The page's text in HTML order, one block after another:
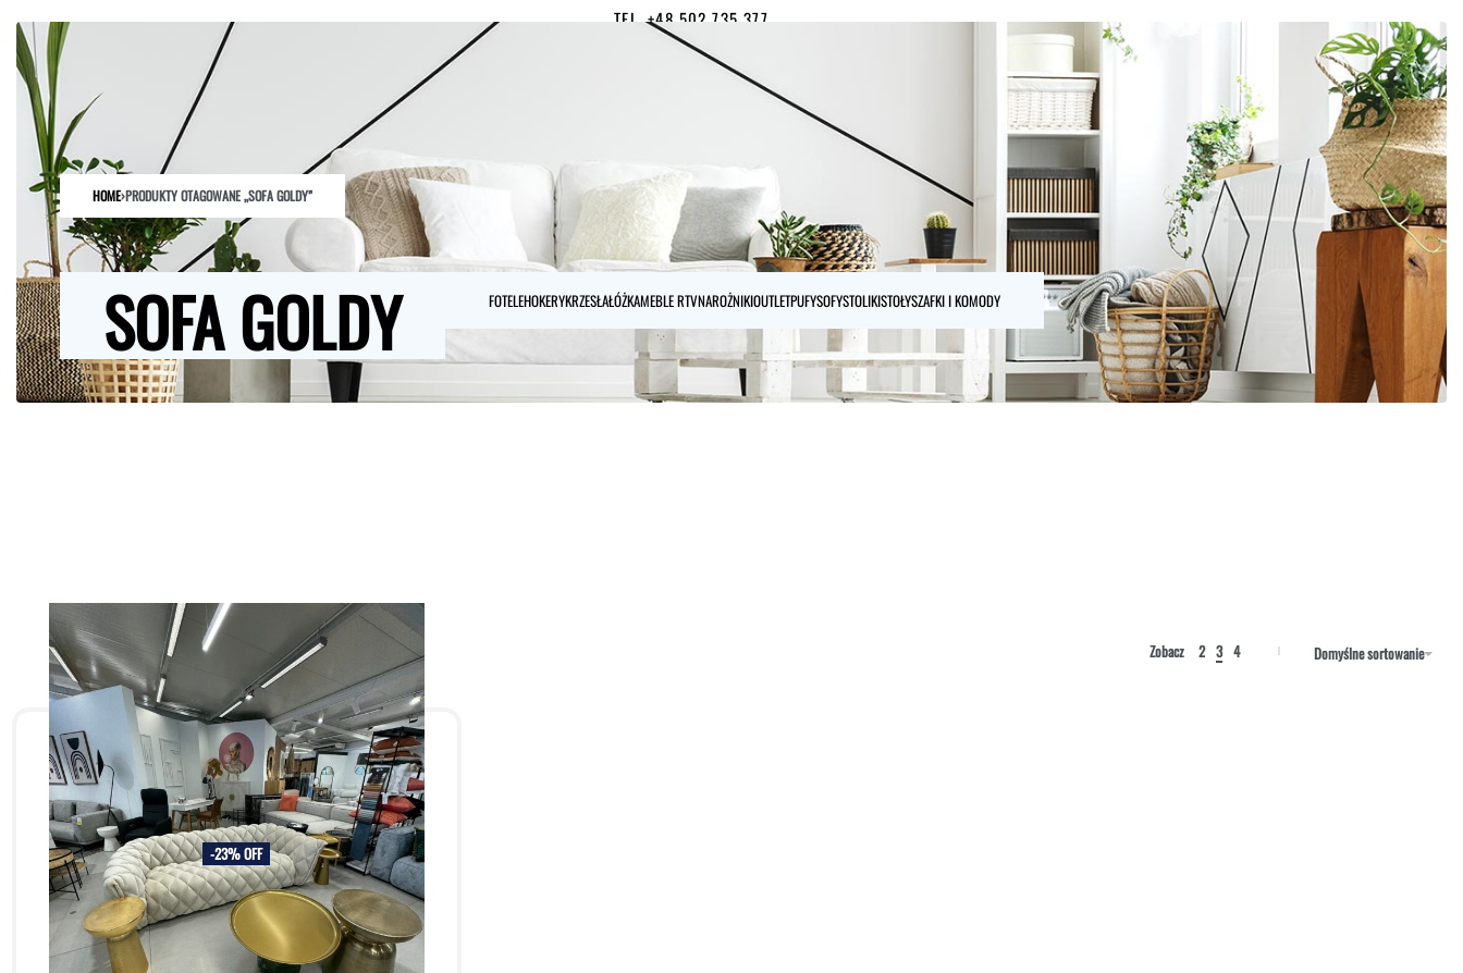
TEL. +48 502 735 377
HOME SKLEP ARCHITEKCI
HOME›PRODUKTY OTAGOWANE „SOFA GOLDY”
SOFA GOLDY FOTELEHOKERYKRZESŁAŁÓŻKAMEBLE RTVNAROŻNIKIOUTLETPUFYSOFYSTOLIKISTOŁYSZAFKI I KOMODY
Zobacz 2 3 4 Domyślne sortowanie
-23% OFF